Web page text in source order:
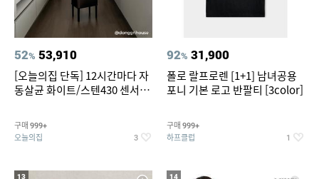
52% 53,910
[오늘의집 단독] 12시간마다 자
동살균 화이트/스텐430 센서휴
구매 999+
오늘의집 3
92% 31,900
폴로 랄프로렌 [1+1] 남녀공용
포니 기본 로고 반팔티 [3color]
구매 999+
하프클럽 1
13 14